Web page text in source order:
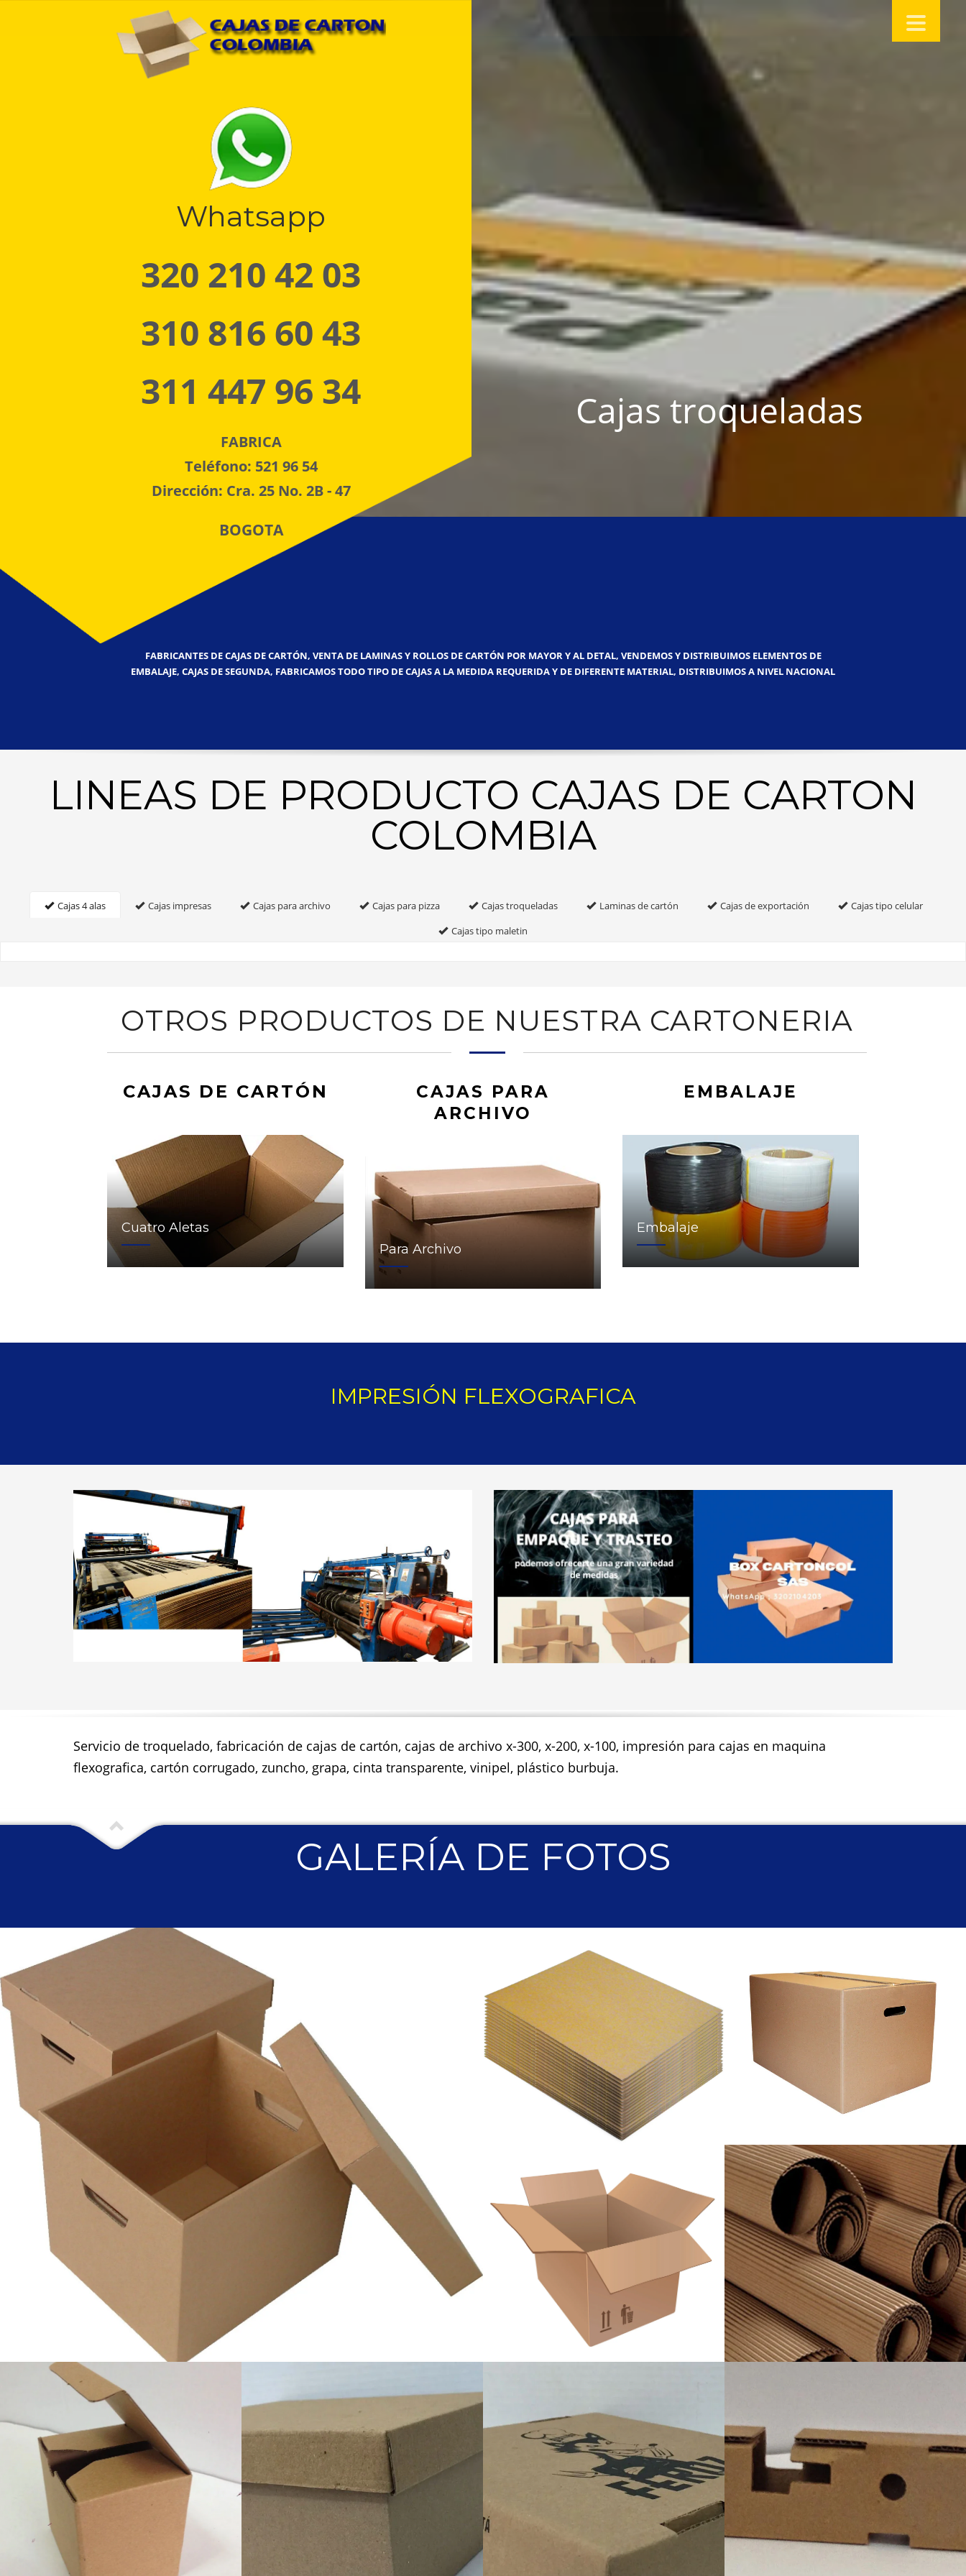
Whatsapp
320 210 42 03
310 816 60 43
311 447 96 34
FABRICA
Teléfono: 521 96 54
Dirección: Cra. 25 No. 2B - 47
BOGOTA
Cajas troqueladas
FABRICANTES DE CAJAS DE CARTÓN, VENTA DE LAMINAS Y ROLLOS DE CARTÓN POR MAYOR Y AL DETAL, VENDEMOS Y DISTRIBUIMOS ELEMENTOS DE
EMBALAJE, CAJAS DE SEGUNDA, FABRICAMOS TODO TIPO DE CAJAS A LA MEDIDA REQUERIDA Y DE DIFERENTE MATERIAL, DISTRIBUIMOS A NIVEL NACIONAL
LINEAS DE PRODUCTO CAJAS DE CARTON
COLOMBIA
Cajas 4 alas Cajas impresas Cajas para archivo Cajas para pizza Cajas troqueladas Laminas de cartón Cajas de exportación
Cajas tipo celular
Cajas tipo maletin
OTROS PRODUCTOS DE NUESTRA CARTONERIA
CAJAS DE CARTÓN
Cuatro Aletas
CAJAS PARA
ARCHIVO
Para Archivo
EMBALAJE
Embalaje
IMPRESIÓN FLEXOGRAFICA
Servicio de troquelado, fabricación de cajas de cartón, cajas de archivo x-300, x-200, x-100, impresión para cajas en maquina
flexografica, cartón corrugado, zuncho, grapa, cinta transparente, vinipel, plástico burbuja.
GALERÍA DE FOTOS